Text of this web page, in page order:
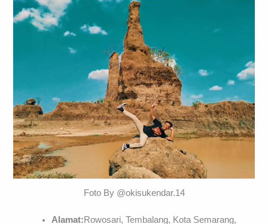
Foto By @okisukendar.14
Alamat:Rowosari, Tembalang, Kota Semarang,